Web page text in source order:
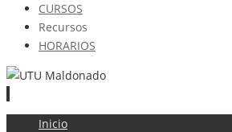
CURSOS
Recursos
HORARIOS
Inicio